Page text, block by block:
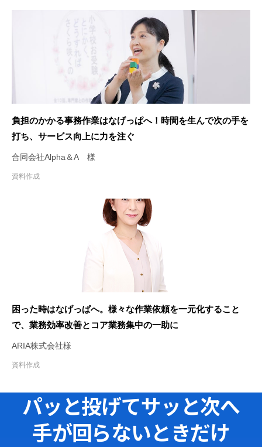
負担のかかる事務作業はなげっぱへ！時間を生んで次の手を
打ち、サービス向上に力を注ぐ
合同会社Alpha＆A 様
資料作成
困った時はなげっぱへ。様々な作業依頼を一元化すること
で、業務効率改善とコア業務集中の一助に
ARIA株式会社様
資料作成
パッと投げてサッと次へ
手が回らないときだけ